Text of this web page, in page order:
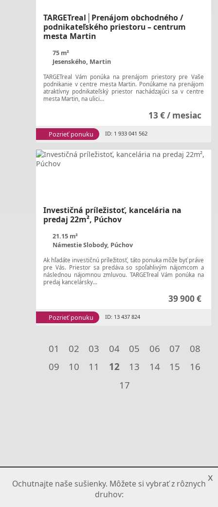
TARGETreal│Prenájom obchodného /
podnikateľského priestoru – centrum
mesta Martin
75 m²
Jesenského, Martin
TARGETreal Vám ponúka na prenájom priestory pre Vaše
podnikanie v centre mesta Martin. Ponúkame na prenájom
atraktívny podnikateľský priestor nachádzajúci sa v centre
mesta Martin, na ulici...
13 € / mesiac
Pozrieť ponuku ID: 1 933 041 562
Investičná príležistoť, kancelária na
predaj 22m², Púchov
21.15 m²
Námestie Slobody, Púchov
Ak hľadáte investičnú príležitosť, táto ponuka môže byť práve
pre Vás. Priestor sa predáva so spoľahlivým nájomcom a
následnou nájomnou zmluvou. TARGETreal Vám ponúka na
predaj kancelársky...
39 900 €
Pozrieť ponuku ID: 13 437 824
01 02 03 04 05 06 07
08
09
10 11 12 13 14 15
16
17
Ochutnajte naše sušienky. Môžete si vybrať z rôznych
druhov:
x